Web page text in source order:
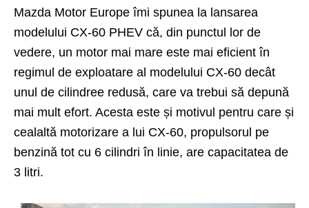
Mazda Motor Europe îmi spunea la lansarea
modelului CX-60 PHEV că, din punctul lor de
vedere, un motor mai mare este mai eficient în
regimul de exploatare al modelului CX-60 decât
unul de cilindree redusă, care va trebui să depună
mai mult efort. Acesta este și motivul pentru care și
cealaltă motorizare a lui CX-60, propulsorul pe
benzină tot cu 6 cilindri în linie, are capacitatea de
3 litri.